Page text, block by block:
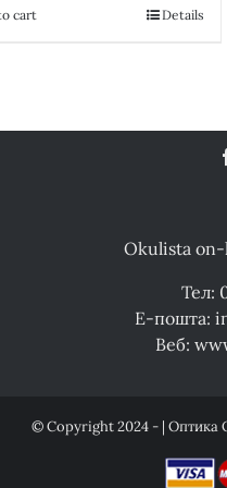
12,300.00 ден.
cart Details
Okulista on-
Тел:
Е-пошта:
Веб:
© Copyright 2024 - | Оптика